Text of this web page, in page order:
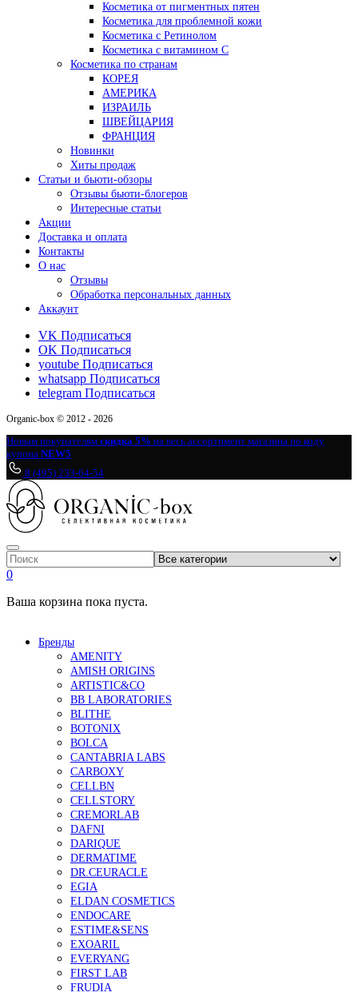
Косметика от пигментных пятен
Косметика для проблемной кожи
Косметика с Ретинолом
Косметика с витамином С
Косметика по странам
КОРЕЯ
АМЕРИКА
ИЗРАИЛЬ
ШВЕЙЦАРИЯ
ФРАНЦИЯ
Новинки
Хиты продаж
Статьи и бьюти-обзоры
Отзывы бьюти-блогеров
Интересные статьи
Акции
Доставка и оплата
Контакты
О нас
Отзывы
Обработка персональных данных
Аккаунт
VK Подписаться
OK Подписаться
youtube Подписаться
whatsapp Подписаться
telegram Подписаться
Organic-box © 2012 - 2026
Новым покупателям скидка 5% на весь ассортимент магазина по коду
купона NEW5
8 (495) 233-64-54
0
Ваша корзина пока пуста.
Бренды
AMENITY
AMISH ORIGINS
ARTISTIC&CO
BB LABORATORIES
BLITHE
BOTONIX
BOLCA
CANTABRIA LABS
CARBOXY
CELLBN
CELLSTORY
CREMORLAB
DAFNI
DARIQUE
DERMATIME
DR.CEURACLE
EGIA
ELDAN COSMETICS
ENDOCARE
ESTIME&SENS
EXOARIL
EVERYANG
FIRST LAB
FRUDIA